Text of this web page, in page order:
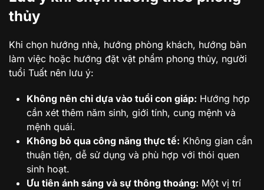
thủy
Khi chọn hướng nhà, hướng phòng khách, hướng bàn
làm việc hoặc hướng đặt vật phẩm phong thủy, người
tuổi Tuất nên lưu ý:
Không nên chỉ dựa vào tuổi con giáp: Hướng hợp
cần xét thêm năm sinh, giới tính, cung mệnh và
mệnh quái.
Không bỏ qua công năng thực tế: Không gian cần
thuận tiện, dễ sử dụng và phù hợp với thói quen
sinh hoạt.
Ưu tiên ánh sáng và sự thông thoáng: Một vị trí